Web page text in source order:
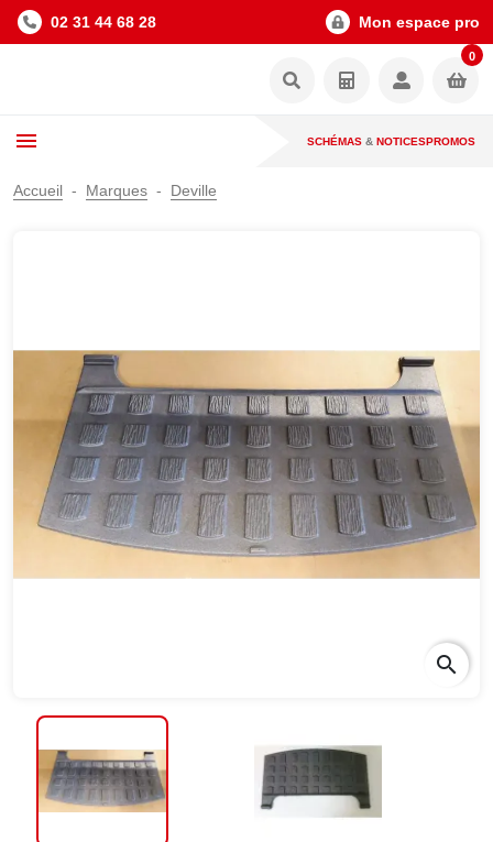
02 31 44 68 28 Mon espace pro
0
SCHÉMAS & NOTICESPROMOS
Accueil Marques Deville